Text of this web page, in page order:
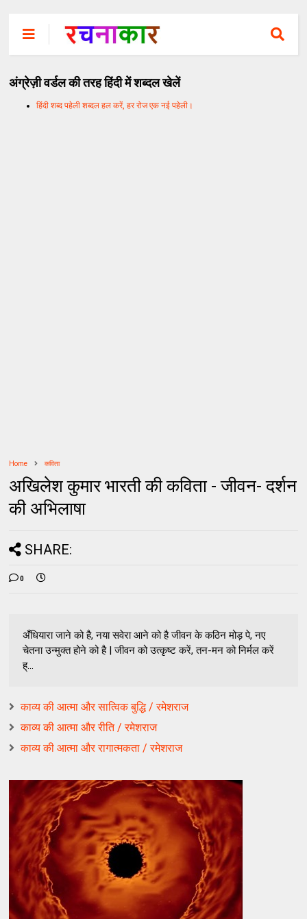
अंग्रेज़ी वर्डल की तरह हिंदी में शब्दल खेलें
हिंदी शब्द पहेली शब्दल हल करें, हर रोज एक नई पहेली।
Home कविता
अखिलेश कुमार भारती की कविता - जीवन- दर्शन
की अभिलाषा
SHARE:
0
अँधियारा जाने को है, नया सवेरा आने को है जीवन के कठिन मोड़ पे, नए
चेतना उन्मुक्त होने को है | जीवन को उत्कृष्ट करें, तन-मन को निर्मल करें
ह्...
काव्य की आत्मा और सात्विक बुद्धि / रमेशराज
काव्य की आत्मा और रीति / रमेशराज
काव्य की आत्मा और रागात्मकता / रमेशराज